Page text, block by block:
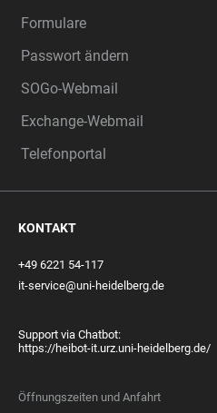
Formulare
Passwort ändern
SOGo-Webmail
Exchange-Webmail
Telefonportal
KONTAKT
+49 6221 54-117
it-service@uni-heidelberg.de
Support via Chatbot:
https://heibot-it.urz.uni-heidelberg.de/
Öffnungszeiten und Anfahrt